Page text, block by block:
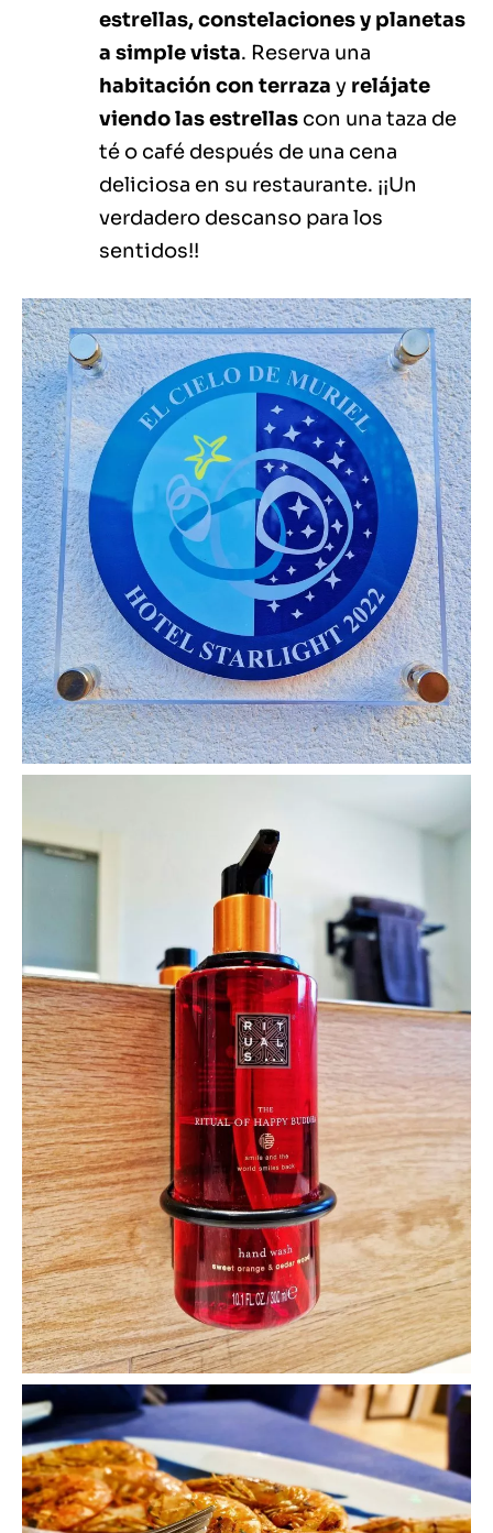
estrellas, constelaciones y planetas
a simple vista. Reserva una
habitación con terraza y relájate
viendo las estrellas con una taza de
té o café después de una cena
deliciosa en su restaurante. ¡¡Un
verdadero descanso para los
sentidos!!